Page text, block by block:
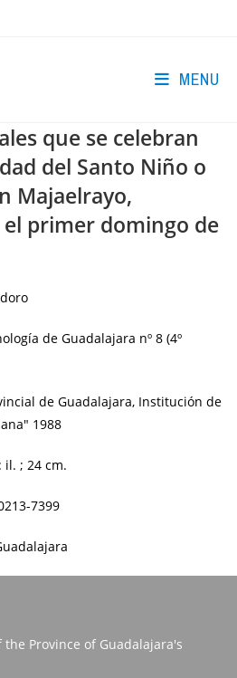
MENU
que se celebran
del Santo Niño o
Majaelrayo,
primer domingo de
de Guadalajara nº 8 (4º
de Guadalajara, Institución de
1988
il. ; 24 cm.
7399
the Province of Guadalajara's